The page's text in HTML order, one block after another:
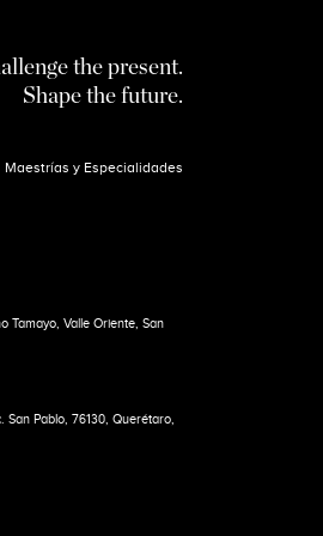
the present.
Shape the future.
Maestrías y Especialidades
Tamayo, Valle Oriente, San
San Pablo, 76130, Querétaro,